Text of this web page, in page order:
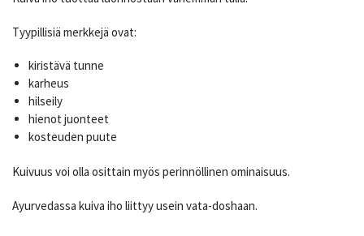
Tyypillisiä merkkejä ovat:
kiristävä tunne
karheus
hilseily
hienot juonteet
kosteuden puute
Kuivuus voi olla osittain myös perinnöllinen ominaisuus.
Ayurvedassa kuiva iho liittyy usein vata-doshaan.